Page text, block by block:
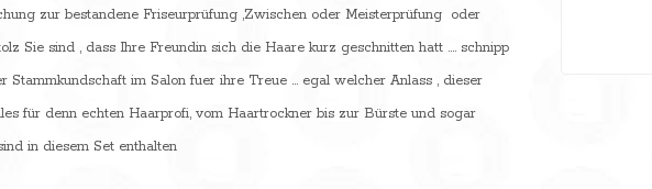
zur bestandene Friseurprüfung ,Zwischen oder Meisterprüfung oder
Sie sind , dass Ihre Freundin sich die Haare kurz geschnitten hatt .... schnipp
Stammkundschaft im Salon fuer ihre Treue ... egal welcher Anlass , dieser
für denn echten Haarprofi, vom Haartrockner bis zur Bürste und sogar
in diesem Set enthalten